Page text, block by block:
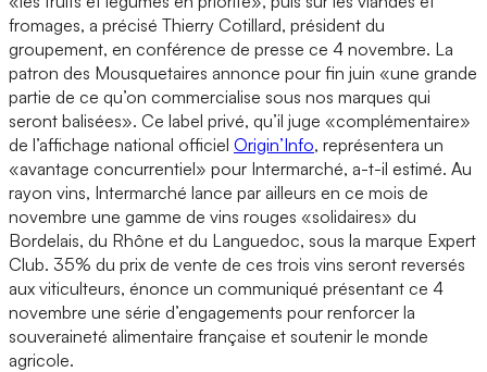
fromages, a précisé Thierry Cotillard, président du
groupement, en conférence de presse ce 4 novembre. La
patron des Mousquetaires annonce pour fin juin «une grande
partie de ce qu’on commercialise sous nos marques qui
seront balisées». Ce label privé, qu’il juge «complémentaire»
de l’affichage national officiel Origin’Info, représentera un
«avantage concurrentiel» pour Intermarché, a-t-il estimé. Au
rayon vins, Intermarché lance par ailleurs en ce mois de
novembre une gamme de vins rouges «solidaires» du
Bordelais, du Rhône et du Languedoc, sous la marque Expert
Club. 35% du prix de vente de ces trois vins seront reversés
aux viticulteurs, énonce un communiqué présentant ce 4
novembre une série d’engagements pour renforcer la
souveraineté alimentaire française et soutenir le monde
agricole.